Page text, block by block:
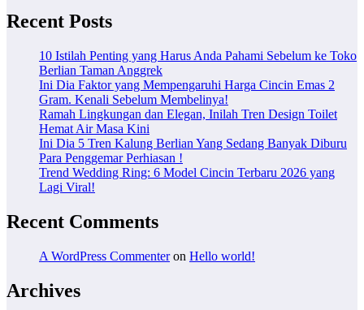
Recent Posts
10 Istilah Penting yang Harus Anda Pahami Sebelum ke Toko
Berlian Taman Anggrek
Ini Dia Faktor yang Mempengaruhi Harga Cincin Emas 2
Gram. Kenali Sebelum Membelinya!
Ramah Lingkungan dan Elegan, Inilah Tren Design Toilet
Hemat Air Masa Kini
Ini Dia 5 Tren Kalung Berlian Yang Sedang Banyak Diburu
Para Penggemar Perhiasan !
Trend Wedding Ring: 6 Model Cincin Terbaru 2026 yang
Lagi Viral!
Recent Comments
A WordPress Commenteron Hello world!
Archives